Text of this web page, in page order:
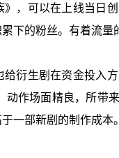
，可以在上线当日
下的粉丝。有着流量
衍生剧在资金投入
动作场面精良，所带
一部新剧的制作成